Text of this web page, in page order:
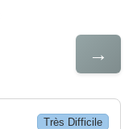
→
Très Difficile